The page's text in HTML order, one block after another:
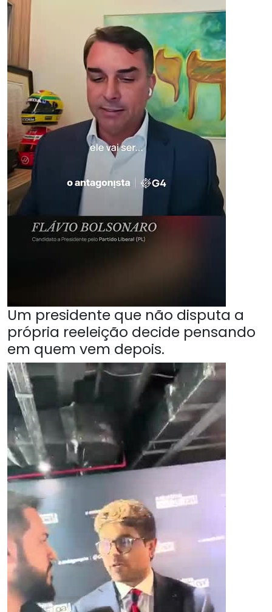
Um presidente que não disputa a
própria reeleição decide pensando
em quem vem depois.